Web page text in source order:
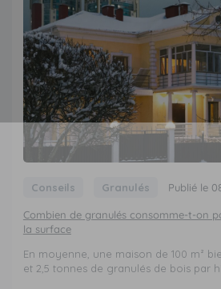
Conseils Granulés Publié le
Combien de granulés consomme-t-on
la surface
En moyenne, une maison de 100 m²
et 2,5 tonnes de granulés de bois par